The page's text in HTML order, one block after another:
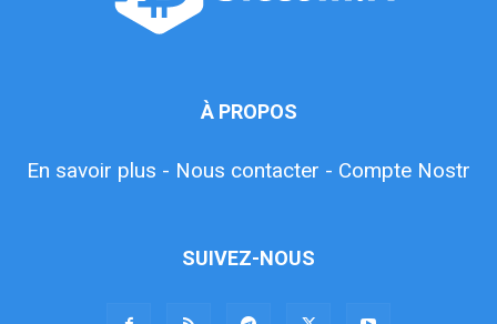
À PROPOS
En savoir plus - Nous contacter - Compte Nostr
SUIVEZ-NOUS